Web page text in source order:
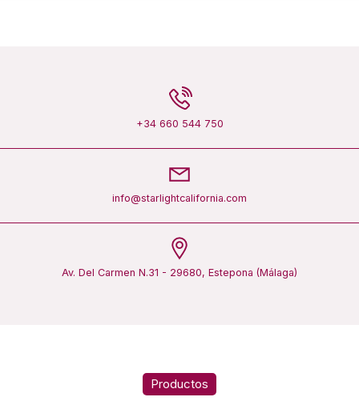
+34 660 544 750
info@starlightcalifornia.com
Av. Del Carmen N.31 - 29680, Estepona (Málaga)
Productos